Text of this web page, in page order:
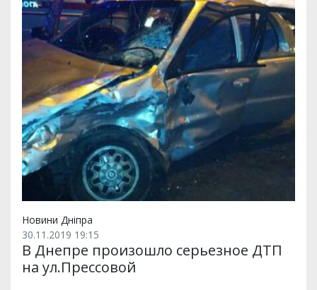
Новини Дніпра
30.11.2019 19:15
В Днепре произошло серьезное ДТП
на ул.Прессовой